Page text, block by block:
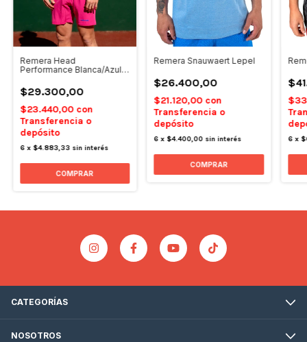
Remera Head
Performance Blanca/Azul y
$29.300,00
$23.440,00 con
Transferencia o
depósito
6 x $4.883,33 sin interés
COMPRAR
Remera Snauwaert Lepel
$26.400,00
$21.120,00 con
Transferencia o
depósito
6 x$4.400,00 sin interés
COMPRAR
6 x
CATEGORÍAS
NOSOTROS